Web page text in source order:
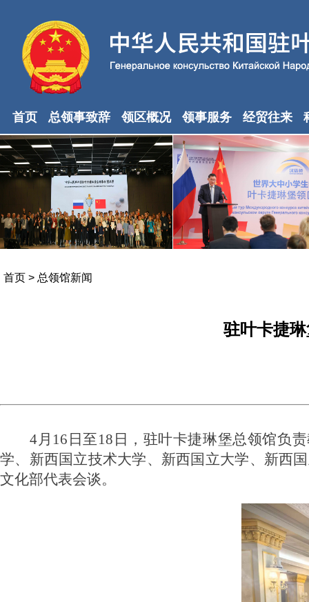
首页 总领事致辞 领区概况 领事服务 经贸往来
首页 > 总领馆新闻
驻叶卡捷
4月16日至18日， 驻叶卡捷琳堡总领馆负
学、新西国立技术大学、新西国立大学、新西
文化部代表会谈。